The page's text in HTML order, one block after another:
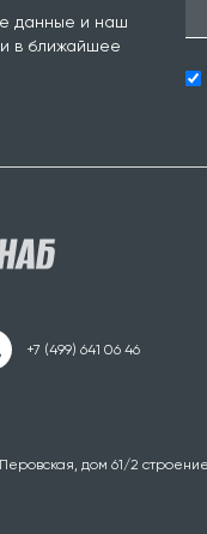
данные и наш
в ближайшее
дом 61/2